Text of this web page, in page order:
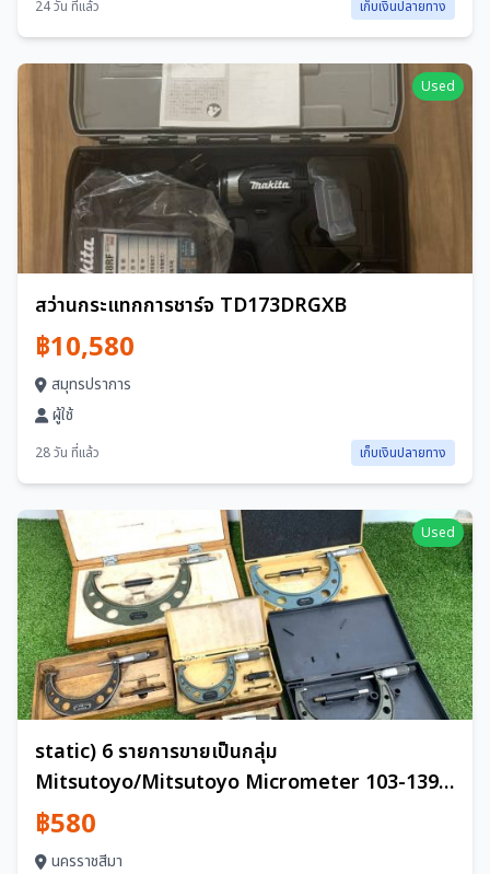
24 วัน ที่แล้ว เก็บเงินปลายทาง
Used
สว่านกระแทกการชาร์จ TD173DRGXB
฿10,580
สมุทรปราการ
ผู้ใช้
28 วัน ที่แล้ว เก็บเงินปลายทาง
Used
static) 6 รายการขายเป็นกลุ่ม
Mitsutoyo/Mitsutoyo Micrometer 103-139
OM-75/103-141A OM-125 etc. ใบเสร็จรับเงิน
OK t722-3
฿580
นครราชสีมา